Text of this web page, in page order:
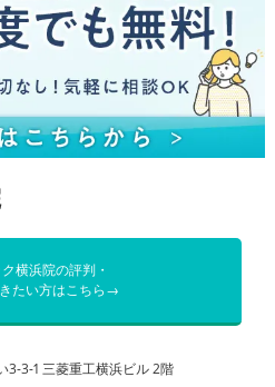
横浜院の評判・
たい方はこちら→
3-3-1 三菱重工横浜ビル 2階